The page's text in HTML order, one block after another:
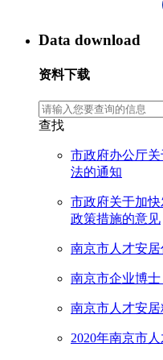
Data download
资料下载
查找
市政府办公厅
法的通知
市政府关于加
政策措施的意见
南京市人才安
南京市企业博
南京市人才安
2020年南京市